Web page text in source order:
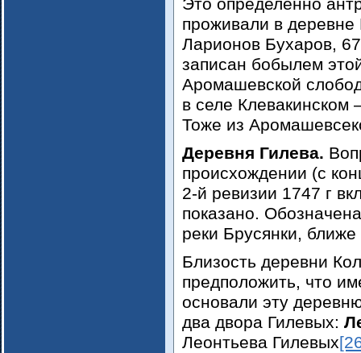
Это определенно
проживали в
Ларионов Бухаров,
записан бобылем
Аромашевской
в селе Клевакинском
Тоже из
Деревня Гилева.
происхождении (с
2-й ревизии 1747 г
показано.
реки Брусянки, ближе
Близость деревни
предположить, что
основали эту
два двора Гилевых:
Леонтьева Гилевых